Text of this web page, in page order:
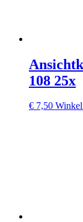
108 25x
€ 7,50